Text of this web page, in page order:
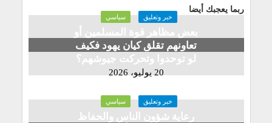
ربما يعجبك أيضا
خبر وتعليق سياسي
بعض مظاهر قوة المسلمين أو
تعاونهم تقلق كيان يهود فكيف
لو توحدوا وتحركت جيوشهم؟
20 يوليو، 2026
خبر وتعليق سياسي
رعاية شؤون الناس والحفاظ